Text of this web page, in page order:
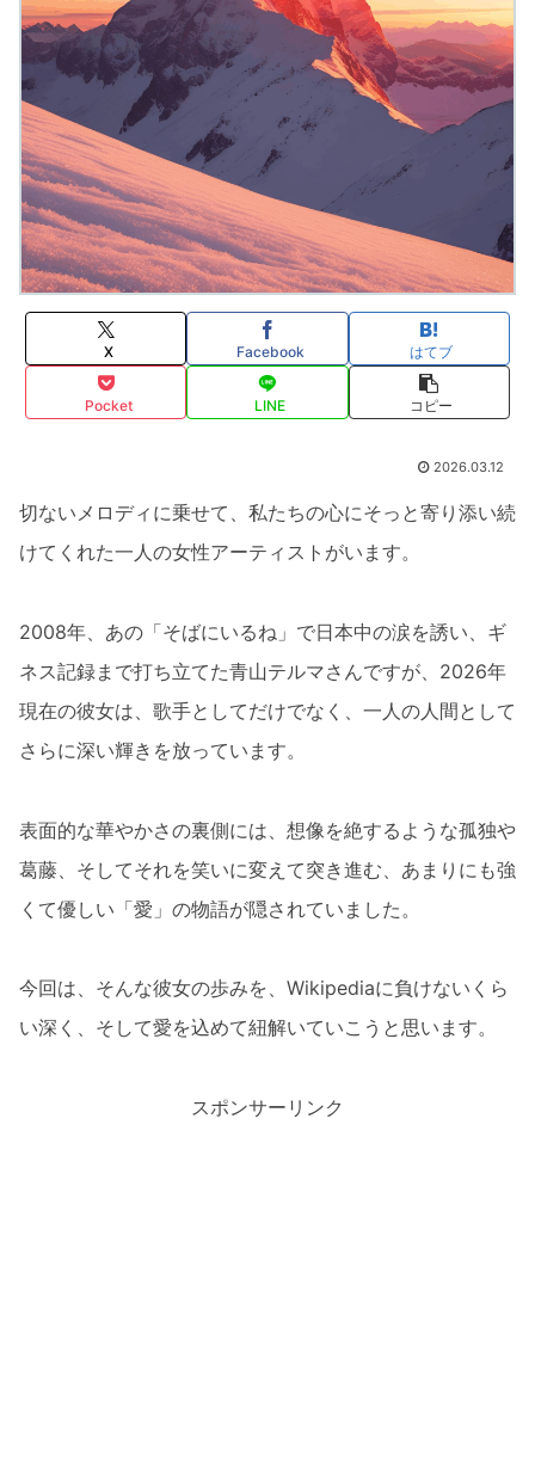
X Facebook はてブ
Pocket LINE コピー
2026.03.12
切ないメロディに乗せて、私たちの心にそっと寄り添い続
けてくれた一人の女性アーティストがいます。
2008年、あの「そばにいるね」で日本中の涙を誘い、ギ
ネス記録まで打ち立てた青山テルマさんですが、2026年
現在の彼女は、歌手としてだけでなく、一人の人間として
さらに深い輝きを放っています。
表面的な華やかさの裏側には、想像を絶するような孤独や
葛藤、そしてそれを笑いに変えて突き進む、あまりにも強
くて優しい「愛」の物語が隠されていました。
今回は、そんな彼女の歩みを、Wikipediaに負けないくら
い深く、そして愛を込めて紐解いていこうと思います。
スポンサーリンク